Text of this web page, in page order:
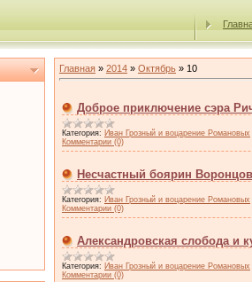
Главная » 2014 » Октябрь » 10
Доброе приключение сэра
Категория: Иван Грозный и воцарение Романовых
Комментарии (0)
Несчастный боярин
Категория: Иван Грозный и воцарение Романовых
Комментарии (0)
Александровская слобода и
Категория: Иван Грозный и воцарение Романовых
Комментарии (0)